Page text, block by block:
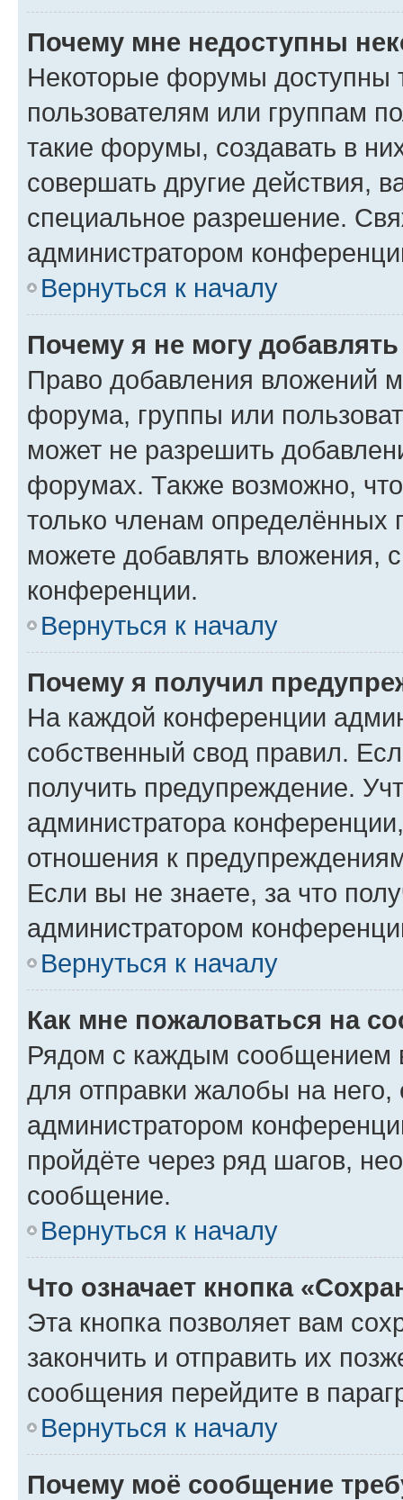
Почему мне недоступны
Некоторые форумы доступны
пользователям или группам
такие форумы, создавать в
совершать другие действия,
специальное разрешение.
администратором
Вернуться к началу
Почему я не могу
Право добавления вложений
форума, группы или
может не разрешить
форумах. Также возможно,
только членам определённых
можете добавлять вложения,
конференции.
Вернуться к началу
Почему я получил
На каждой конференции
собственный свод правил.
получить предупреждение.
администратора
отношения к
Если вы не знаете, за что
администратором
Вернуться к началу
Как мне пожаловаться на
Рядом с каждым сообщением
для отправки жалобы на
администратором
пройдёте через ряд шагов,
сообщение.
Вернуться к началу
Что означает кнопка
Эта кнопка позволяет вам
закончить и отправить их
сообщения перейдите в
Вернуться к началу
Почему моё сообщение